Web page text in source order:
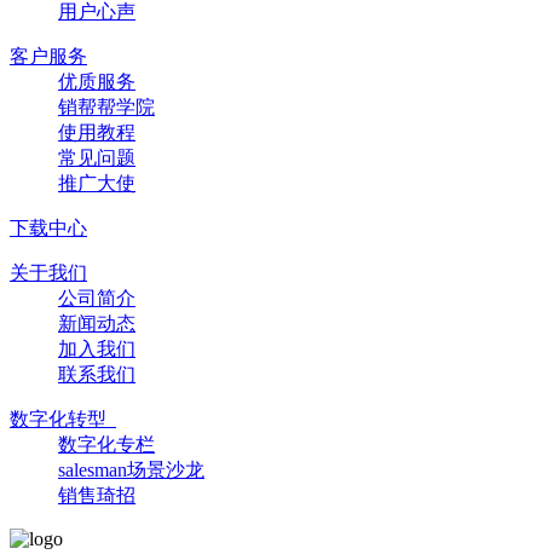
用户心声
客户服务
优质服务
销帮帮学院
使用教程
常见问题
推广大使
下载中心
关于我们
公司简介
新闻动态
加入我们
联系我们
数字化转型
数字化专栏
salesman场景沙龙
销售琦招